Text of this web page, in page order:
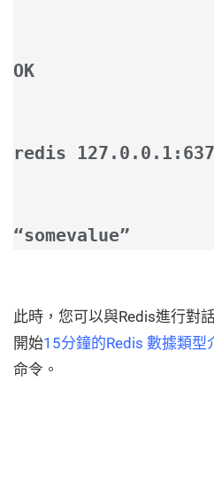
OK
redis
“somevalue”
此時，您可以與Redis進行對
開始15分鐘的Redis 數據類型
命令。